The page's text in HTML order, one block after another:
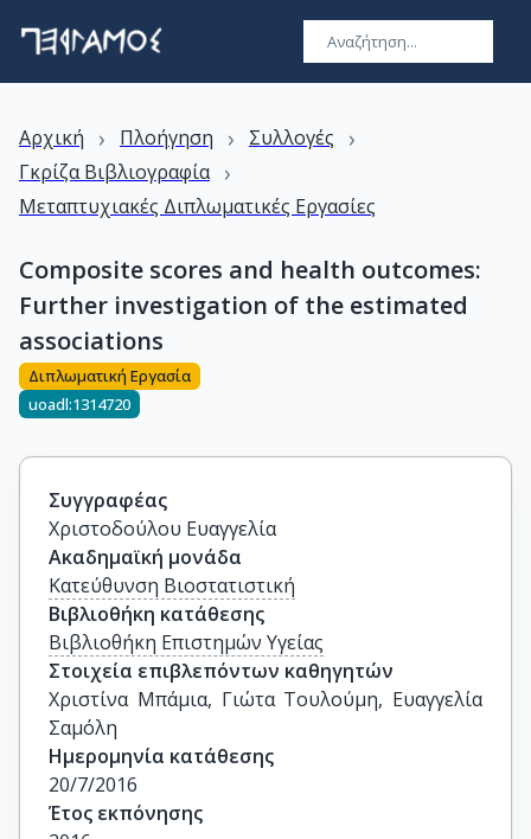
Αρχική › Πλοήγηση › Συλλογές ›
Γκρίζα Βιβλιογραφία ›
Μεταπτυχιακές Διπλωματικές Εργασίες
Composite scores and health outcomes:
Further investigation of the estimated
associations
Διπλωματική Εργασία
uoadl:1314720
Συγγραφέας
Χριστοδούλου Ευαγγελία
Ακαδημαϊκή μονάδα
Κατεύθυνση Βιοστατιστική
Βιβλιοθήκη κατάθεσης
Βιβλιοθήκη Επιστημών Υγείας
Στοιχεία επιβλεπόντων καθηγητών
Χριστίνα Μπάμια, Γιώτα Τουλούμη, Ευαγγελία
Σαμόλη
Ημερομηνία κατάθεσης
20/7/2016
Έτος εκπόνησης